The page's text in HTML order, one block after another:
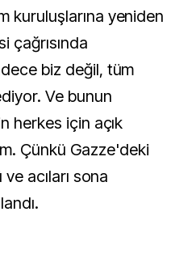
kuruluşlarına yeniden
çağrısında
biz değil, tüm
Ve bunun
herkes için açık
Çünkü Gazze'deki
ve acıları sona